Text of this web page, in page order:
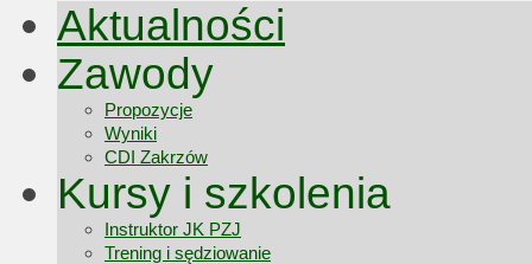
Aktualności
Zawody
Propozycje
Wyniki
CDI Zakrzów
Kursy i szkolenia
Instruktor JK PZJ
Trening i sędziowanie